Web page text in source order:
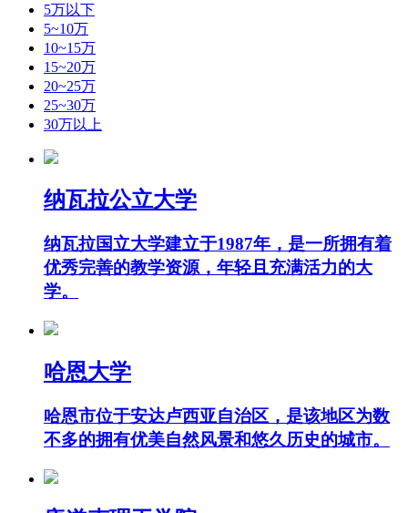
5万以下
5~10万
10~15万
15~20万
20~25万
25~30万
30万以上
纳瓦拉公立大学
纳瓦拉国立大学建立于1987年，是一所拥有着
优秀完善的教学资源，年轻且充满活力的大
学。
哈恩大学
哈恩市位于安达卢西亚自治区，是该地区为数
不多的拥有优美自然风景和悠久历史的城市。